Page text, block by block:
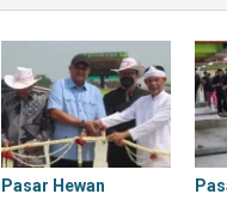
Pasar Hewan